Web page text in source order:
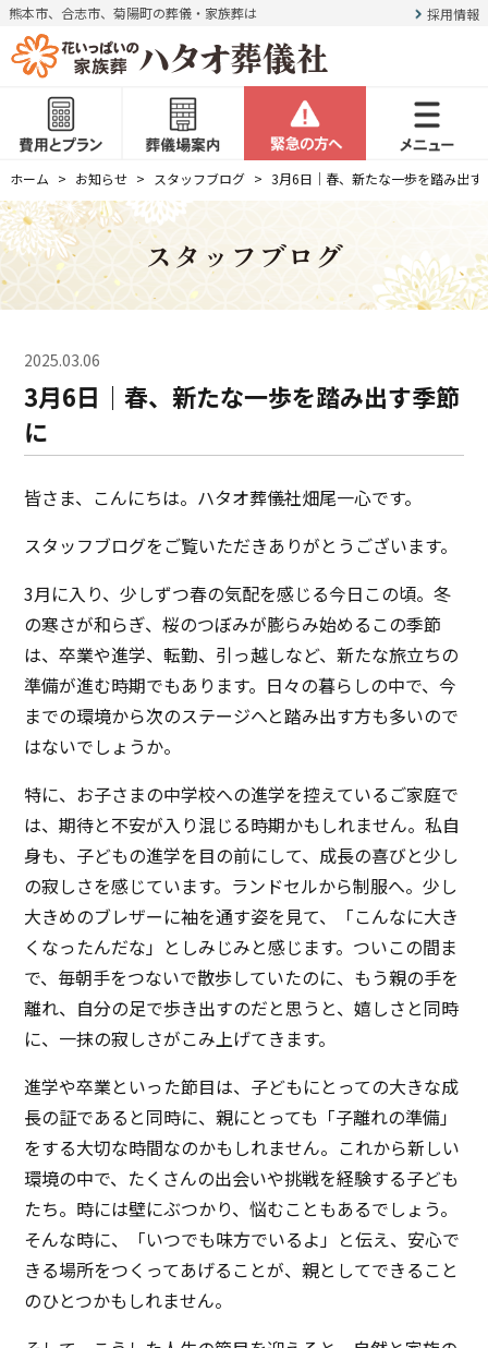
熊本市、合志市、菊陽町の葬儀・家族葬は 採用情報
ホーム お知らせ スタッフブログ 3月6日｜春、新たな一歩を踏み出す
スタッフブログ
2025.03.06
3月6日｜春、新たな一歩を踏み出す季節
に
皆さま、こんにちは。ハタオ葬儀社畑尾一心です。
スタッフブログをご覧いただきありがとうございます。
3月に入り、少しずつ春の気配を感じる今日この頃。冬
の寒さが和らぎ、桜のつぼみが膨らみ始めるこの季節
は、卒業や進学、転勤、引っ越しなど、新たな旅立ちの
準備が進む時期でもあります。日々の暮らしの中で、今
までの環境から次のステージへと踏み出す方も多いので
はないでしょうか。
特に、お子さまの中学校への進学を控えているご家庭で
は、期待と不安が入り混じる時期かもしれません。私自
身も、子どもの進学を目の前にして、成長の喜びと少し
の寂しさを感じています。ランドセルから制服へ。少し
大きめのブレザーに袖を通す姿を見て、「こんなに大き
くなったんだな」としみじみと感じます。ついこの間ま
で、毎朝手をつないで散歩していたのに、もう親の手を
離れ、自分の足で歩き出すのだと思うと、嬉しさと同時
に、一抹の寂しさがこみ上げてきます。
進学や卒業といった節目は、子どもにとっての大きな成
長の証であると同時に、親にとっても「子離れの準備」
をする大切な時間なのかもしれません。これから新しい
環境の中で、たくさんの出会いや挑戦を経験する子ども
たち。時には壁にぶつかり、悩むこともあるでしょう。
そんな時に、「いつでも味方でいるよ」と伝え、安心で
きる場所をつくってあげることが、親としてできること
のひとつかもしれません。